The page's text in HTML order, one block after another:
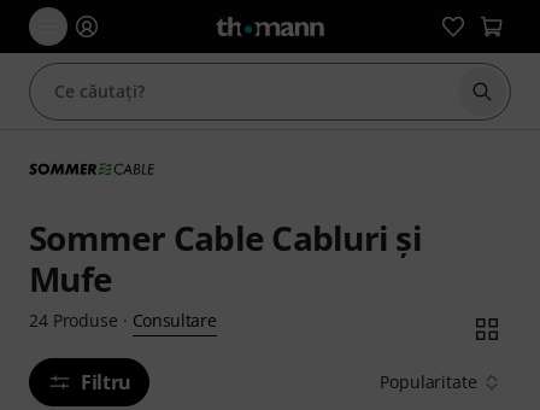
Sommer Cable Cabluri şi
Mufe
24 Produse · Consultare
Filtru Popularitate